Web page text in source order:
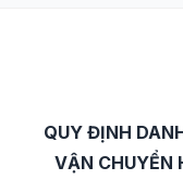
QUY ĐỊNH
VẬN CHUYỂN